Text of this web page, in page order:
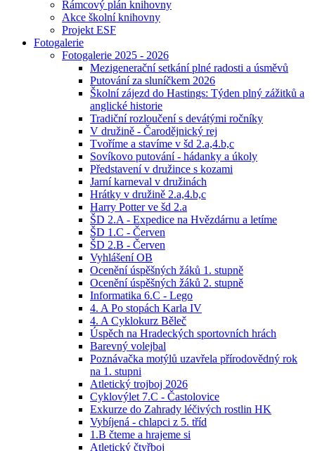
Rámcový plán knihovny
Akce školní knihovny
Projekt ESF
Fotogalerie
Fotogalerie 2025 - 2026
Mezigenerační setkání plné radosti a úsměvů
Putování za sluníčkem 2026
Školní zájezd do Hastings: Týden plný zážitků a
anglické historie
Tradiční rozloučení s devátými ročníky
V družině - Čarodějnický rej
Tvoříme a stavíme v šd 2.a,4.b,c
Sovíkovo putování - hádanky a úkoly
Představení v družince s kozami
Jarní karneval v družinách
Hrátky v družině 2.a,4.b,c
Harry Potter ve šd 2.a
ŠD 2.A - Expedice na Hvězdárnu a letíme
ŠD 1.C - Červen
ŠD 2.B - Červen
Vyhlášení OB
Ocenění úspěšných žáků 1. stupně
Ocenění úspěšných žáků 2. stupně
Informatika 6.C - Lego
4. A Po stopách Karla IV
4. A Cyklokurz Běleč
Úspěch na Hradeckých sportovních hrách
Barevný volejbal
Poznávačka motýlů uzavřela přírodovědný rok
na 1. stupni
Atletický trojboj 2026
Cyklovýlet 7.C - Častolovice
Exkurze do Zahrady léčivých rostlin HK
Vybíjená - chlapci z 5. tříd
1.B čteme a hrajeme si
Atletický čtyřboj